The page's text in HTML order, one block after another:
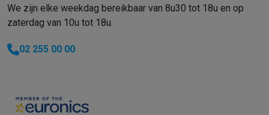
We zijn elke weekdag bereikbaar van 8u30 tot 18u en op
zaterdag van 10u tot 18u.
02 255 00 00